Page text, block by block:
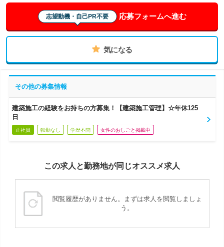
志望動機・自己PR不要 応募フォームへ進む
気になる
その他の募集情報
建築施工の経験をお持ちの方募集！【建築施工管理】☆年休125
日
正社員 転勤なし 学歴不問 女性のおしごと掲載中
この求人と勤務地が同じオススメ求人
閲覧履歴がありません。まずは求人を閲覧しましょ
う。